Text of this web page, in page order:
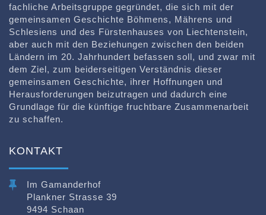
fachliche Arbeitsgruppe gegründet, die sich mit der
gemeinsamen Geschichte Böhmens, Mährens und
Schlesiens und des Fürstenhauses von Liechtenstein,
aber auch mit den Beziehungen zwischen den beiden
Ländern im 20. Jahrhundert befassen soll, und zwar mit
dem Ziel, zum beiderseitigen Verständnis dieser
gemeinsamen Geschichte, ihrer Hoffnungen und
Herausforderungen beizutragen und dadurch eine
Grundlage für die künftige fruchtbare Zusammenarbeit
zu schaffen.
KONTAKT
Im Gamanderhof
Plankner Strasse 39
9494 Schaan